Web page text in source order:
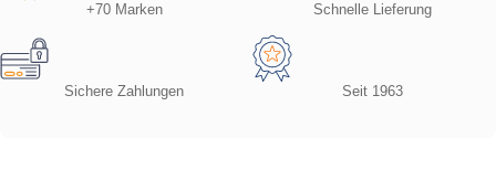
+70 Marken Schnelle Lieferung
Sichere Zahlungen Seit 1963